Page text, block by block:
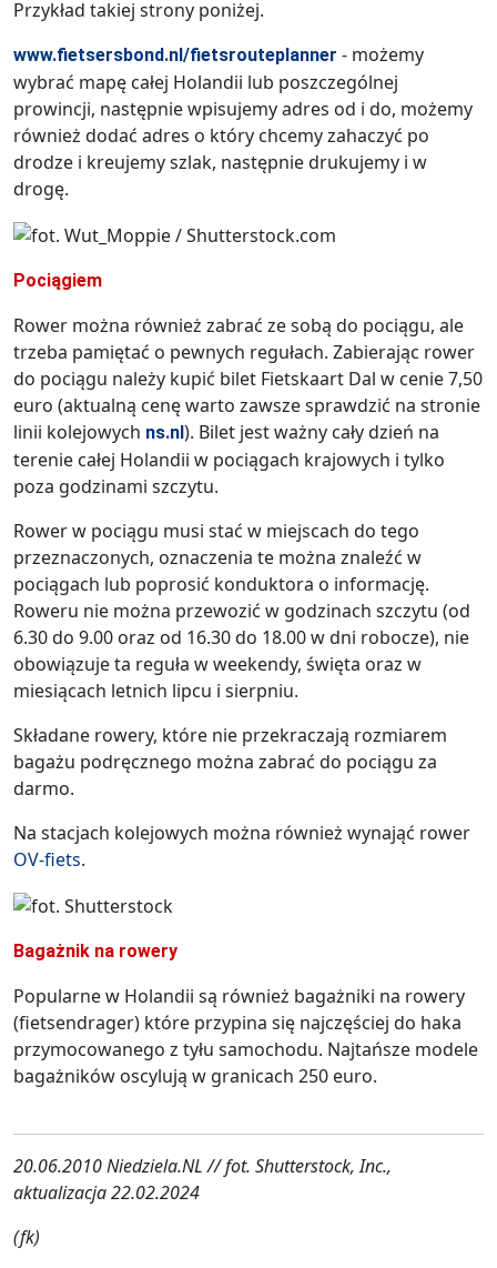
Przykład takiej strony poniżej.
www.fietsersbond.nl/fietsrouteplanner - możemy
wybrać mapę całej Holandii lub poszczególnej
prowincji, następnie wpisujemy adres od i do, możemy
również dodać adres o który chcemy zahaczyć po
drodze i kreujemy szlak, następnie drukujemy i w
drogę.
Pociągiem
Rower można również zabrać ze sobą do pociągu, ale
trzeba pamiętać o pewnych regułach. Zabierając rower
do pociągu należy kupić bilet Fietskaart Dal w cenie 7,50
euro (aktualną cenę warto zawsze sprawdzić na stronie
linii kolejowych ns.nl ). Bilet jest ważny cały dzień na
terenie całej Holandii w pociągach krajowych i tylko
poza godzinami szczytu.
Rower w pociągu musi stać w miejscach do tego
przeznaczonych, oznaczenia te można znaleźć w
pociągach lub poprosić konduktora o informację.
Roweru nie można przewozić w godzinach szczytu (od
6.30 do 9.00 oraz od 16.30 do 18.00 w dni robocze), nie
obowiązuje ta reguła w weekendy, święta oraz w
miesiącach letnich lipcu i sierpniu.
Składane rowery, które nie przekraczają rozmiarem
bagażu podręcznego można zabrać do pociągu za
darmo.
Na stacjach kolejowych można również wynająć rower
OV-fiets.
Bagażnik na rowery
Popularne w Holandii są również bagażniki na rowery
(fietsendrager) które przypina się najczęściej do haka
przymocowanego z tyłu samochodu. Najtańsze modele
bagażników oscylują w granicach 250 euro.
20.06.2010 Niedziela.NL // fot. Shutterstock, Inc.,
aktualizacja 22.02.2024
(fk)